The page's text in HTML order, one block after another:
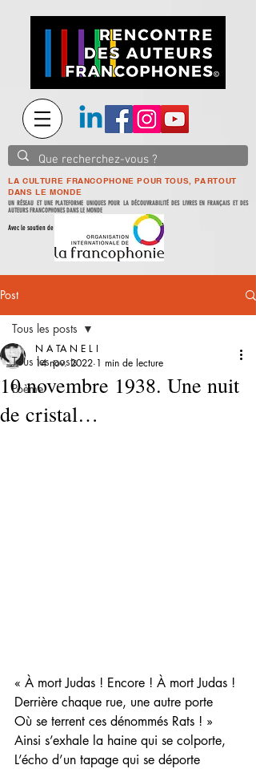
LA CULTURE FRANCOPHONE POUR TOUS, PARTOUT
DANS LE MONDE
UN RÉSEAU ET UNE PLATEFORME UNIQUES POUR LA DÉCOUVRABILITÉ DES LIVRES EN FRANÇAIS ET DES
AUTEURS FRANCOPHONES DANS LE MONDE
Avec le soutien de
Post
Tous les posts
Poème
Tous les posts
10 novembre 1938. Une nuit
de cristal…
N A TA N E L I
14 nov. 2022 1 min de lecture
« À mort Judas ! Encore ! À mort Judas !
Derrière chaque rue, une autre porte
Où se terrent ces dénommés Rats ! »
Ainsi s’exhale la haine qui se colporte,
L’écho d’un tapage qui se déporte